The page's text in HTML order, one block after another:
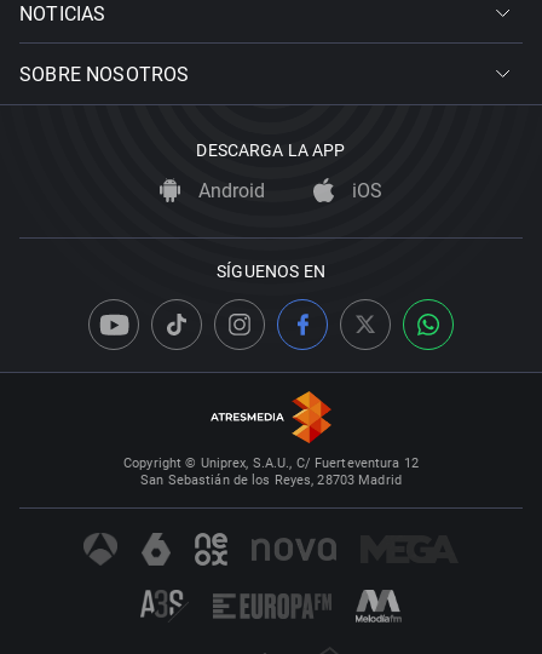
NOTICIAS
SOBRE NOSOTROS
DESCARGA LA APP
Android iOS
SÍGUENOS EN
Copyright © Uniprex, S.A.U., C/ Fuerteventura 12
San Sebastián de los Reyes, 28703 Madrid